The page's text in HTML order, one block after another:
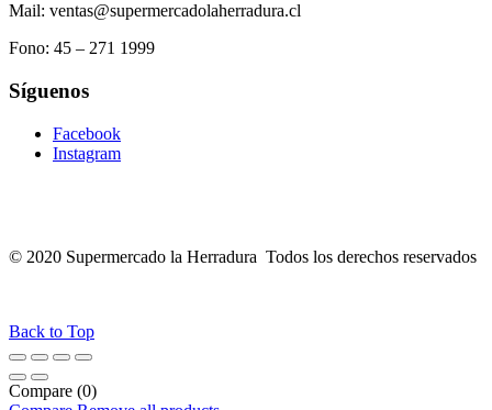
Mail: ventas@supermercadolaherradura.cl
Fono: 45 – 271 1999
Síguenos
Facebook
Instagram
© 2020 Supermercado la Herradura Todos los derechos reservados
Back to Top
Compare (0)